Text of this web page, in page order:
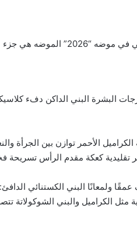
وذوقنا واسلوبنا في الحياه.
البشرة البني الداكن دفء
الأحمر توازن بين الجرأة
تقليدية كعكة مقدم الرأس تسريحة
ولمعانًا البني الكستنائي
الكراميل والبني الشوكولاتة